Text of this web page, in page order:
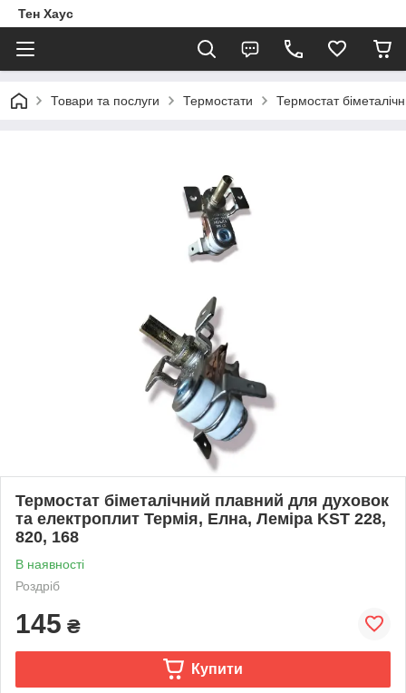
Тен Хаус
Товари та послуги Термостати Термостат
Термостат біметалічний плавний для духовок
та електроплит Термія, Елна, Леміра KST 228,
820, 168
В наявності
Роздріб
145 ₴
Купити